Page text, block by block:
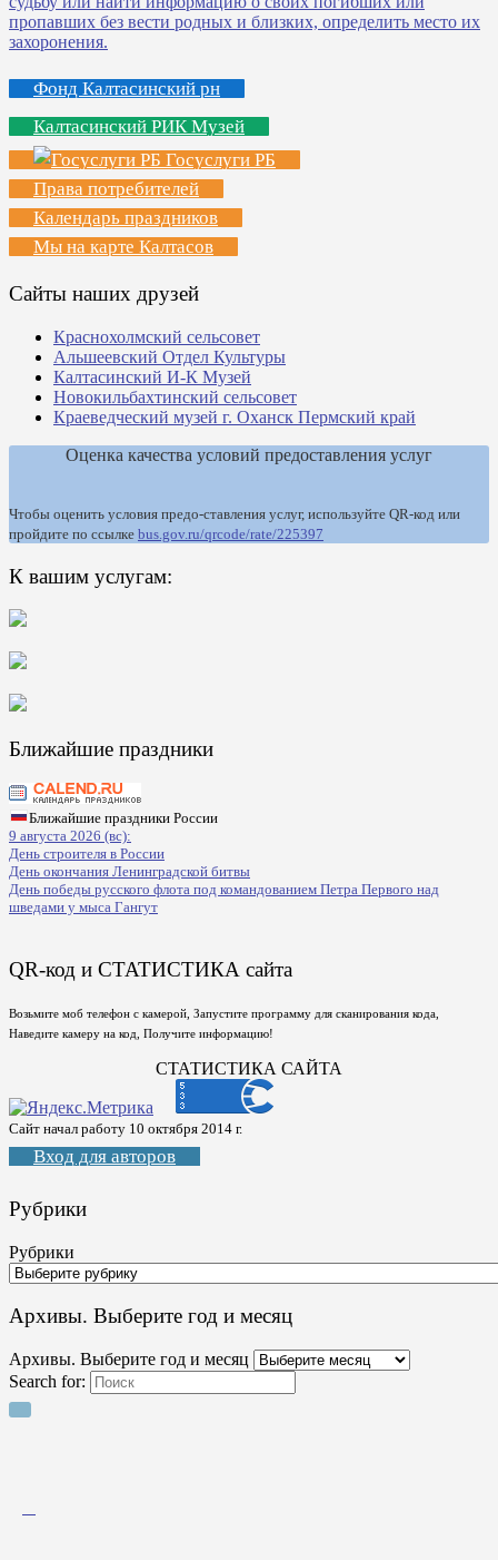
Фонд Калтасинский рн
Калтасинский РИК Музей
Госуслуги РБ
Права потребителей
Календарь праздников
Мы на карте Калтасов
Сайты наших друзей
Краснохолмский сельсовет
Альшеевский Отдел Культуры
Калтасинский И-К Музей
Новокильбахтинский сельсовет
Краеведческий музей г. Оханск Пермский край
Оценка качества условий предоставления услуг
Чтобы оценить условия предо-ставления услуг, используйте QR-код или
пройдите по ссылке bus.gov.ru/qrcode/rate/225397
К вашим услугам:
Ближайшие праздники
Ближайшие праздники России
9 августа 2026 (вс):
День строителя в России
День окончания Ленинградской битвы
День победы русского флота под командованием Петра Первого над
шведами у мыса Гангут
QR-код и СТАТИСТИКА сайта
Возьмите моб телефон с камерой, Запустите программу для сканирования кода,
Наведите камеру на код, Получите информацию!
СТАТИСТИКА САЙТА
Сайт начал работу 10 октября 2014 г.
Вход для авторов
Рубрики
Рубрики
Архивы. Выберите год и месяц
Архивы. Выберите год и месяц
Search for: